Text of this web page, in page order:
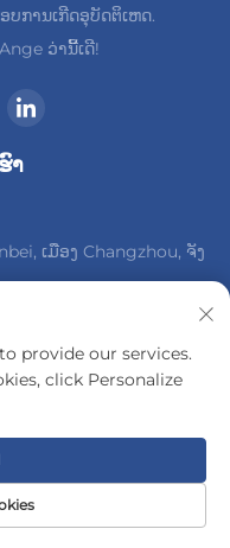
ການເກີດອຸບັດຕິເຫດ.
ວ່ານີ້ເດີ!
າ
ເມືອງ Changzhou, ຈັງ
Co., Ltd.
provide our services.
click Personalize